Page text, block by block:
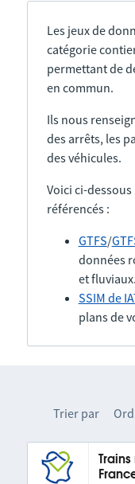
Les jeux de
catégorie
permettant de
en commun.
Ils nous
des arrêts, les
des véhicules.
Voici ci-
référencés :
GTFS/
données
et fluviaux.
SSIM de
plans de
Trier par